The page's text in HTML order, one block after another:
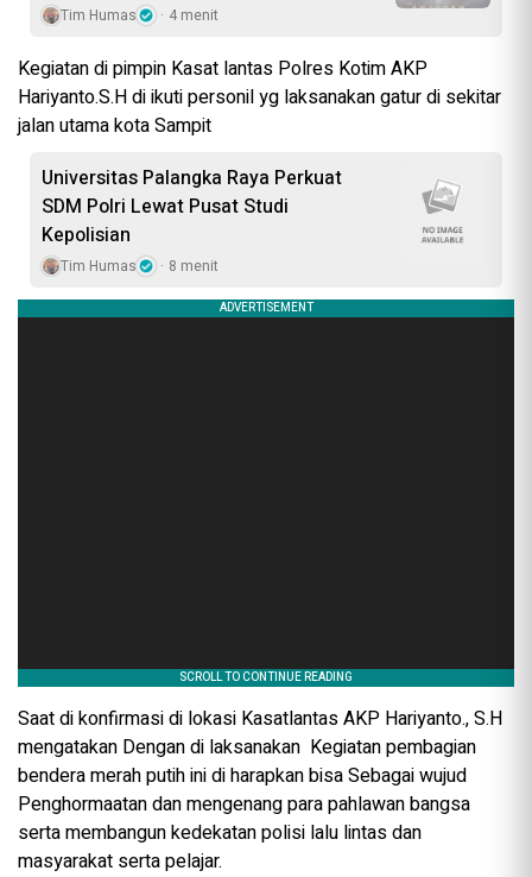
Tim Humas 4 menit
Kegiatan di pimpin Kasat lantas Polres Kotim AKP
Hariyanto.S.H di ikuti personil yg laksanakan gatur di sekitar
jalan utama kota Sampit
Universitas Palangka Raya Perkuat
SDM Polri Lewat Pusat Studi
Kepolisian
Tim Humas 8 menit
Saat di konfirmasi di lokasi Kasatlantas AKP Hariyanto., S.H
mengatakan Dengan di laksanakan Kegiatan pembagian
bendera merah putih ini di harapkan bisa Sebagai wujud
Penghormaatan dan mengenang para pahlawan bangsa
serta membangun kedekatan polisi lalu lintas dan
masyarakat serta pelajar.